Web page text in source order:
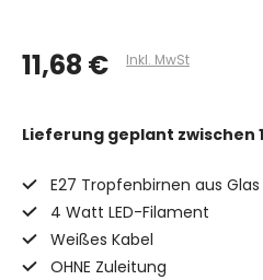
11,68 € Inkl. MwSt
Lieferung geplant zwischen
E27 Tropfenbirnen aus
4 Watt LED-Filament
Weißes Kabel
OHNE Zuleitung